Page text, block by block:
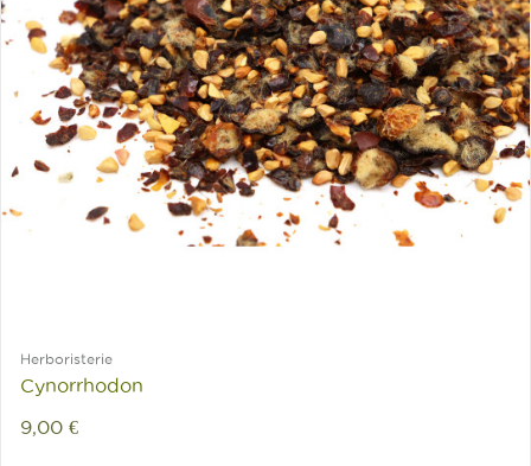
Herboristerie
Cynorrhodon
9,00 €